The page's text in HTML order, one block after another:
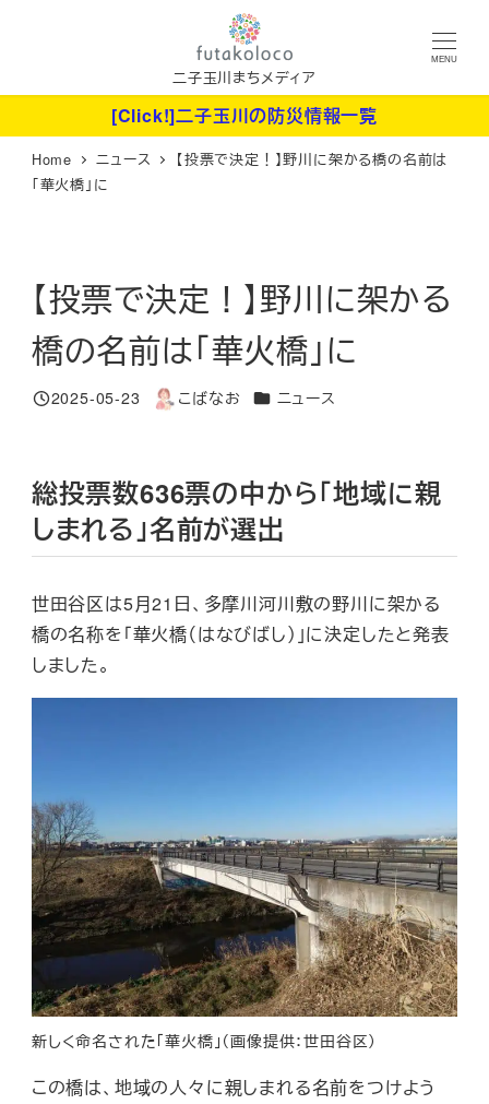
ン
二子玉川まちメディア
MENU
[Click!]二子玉川の防災情報一覧
Home ニュース
【投票で決定！】野川に架かる橋の名前は
「華火橋」に
【投票で決定！】野川に架かる
橋の名前は「華火橋」に
投稿日
2025-05-23
著
こばなお カテゴリー
ニュース
総投票数636票の中から「地域に親
しまれる」名前が選出
世田谷区は5月21日、多摩川河川敷の野川に架かる
橋の名称を「華火橋（はなびばし）」に決定したと発表
しました。
新しく命名された「華火橋」（画像提供：世田谷区）
この橋は、地域の人々に親しまれる名前をつけよう